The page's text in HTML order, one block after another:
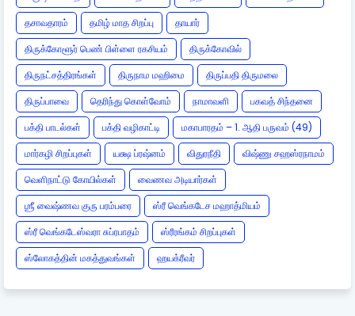
தசாவதாரம்
தமிழ் மாத சிறப்பு
தாயார்
திருக்கோளூர் பெண் பிள்ளை ரகசியம்
திருக்கோவில்
திருநட்சத்திரங்கள்
திருநாம மஹிமை
திருப்பதி திருமலை
திருப்பாவை
தெரிந்து கொள்வோம் நாமாவளி
பகவத் சிந்தனை
பக்தி பாடல்கள்
பக்தி வழிகாட்டி
மகாபாரதம் – 1. ஆதி பருவம் (49)
மார்கழி சிறப்புகள்
யக்ஷ ப்ரஷ்னம் விதுரநீதி
விஷ்ணு சஹஸ்ரநாமம்
வெளிநாட்டு கோயில்கள்
வைணவ அடியார்கள்
ஶ்ரீ வைஷ்ணவ குரு பரம்பரை
ஸ்ரீ வெங்கடேச மஹாத்மியம்
ஸ்ரீ வெங்கடேஸ்வரா சுப்ரபாதம்
ஸ்ரீரங்கம் சிறப்புகள்
ஸ்லோகத்தின் மகத்துவங்கள்
ஹயக்ரீவர்